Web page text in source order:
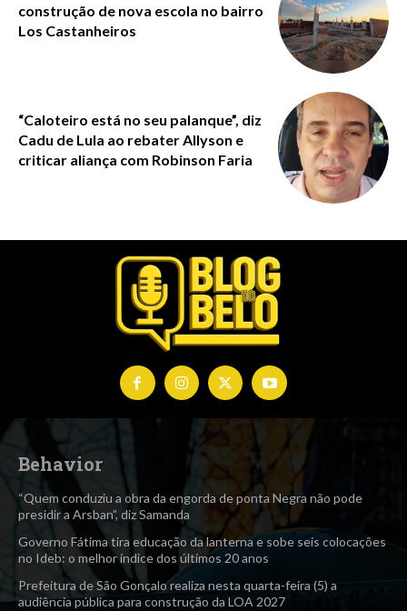
construção de nova escola no bairro
Los Castanheiros
“Caloteiro está no seu palanque”, diz
Cadu de Lula ao rebater Allyson e
criticar aliança com Robinson Faria
Behavior
“Quem conduziu a obra da engorda de ponta Negra não pode
presidir a Arsban”, diz Samanda
Governo Fátima tira educação da lanterna e sobe seis colocações
no Ideb: o melhor índice dos últimos 20 anos
Prefeitura de São Gonçalo realiza nesta quarta-feira (5) a
audiência pública para construção da LOA 2027